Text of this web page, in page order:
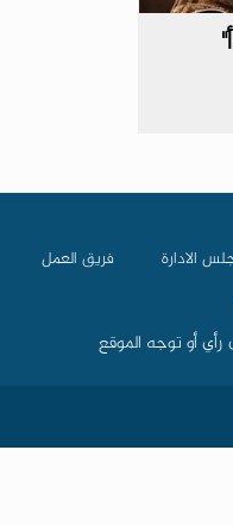
الادارة فريق العمل
أو توجه الموقع